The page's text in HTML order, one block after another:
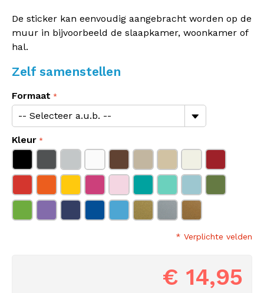
De sticker kan eenvoudig aangebracht worden op de
muur in bijvoorbeeld de slaapkamer, woonkamer of
hal.
Zelf samenstellen
Formaat
Kleur
* Verplichte velden
€ 14,95